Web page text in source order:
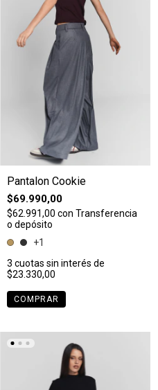
Pantalon Cookie
$69.990,00
$62.991,00 con Transferencia
o depósito
+1
3 cuotas sin interés de
$23.330,00
COMPRAR